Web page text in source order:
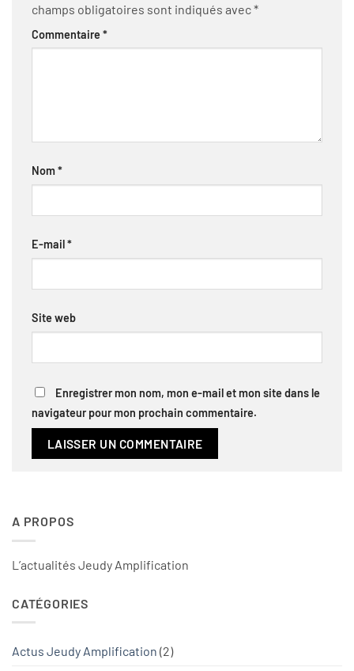
champs obligatoires sont indiqués avec*
Commentaire*
Nom*
E-mail*
Site web
Enregistrer mon nom, mon e-mail et mon site dans le
navigateur pour mon prochain commentaire.
A PROPOS
L’actualités Jeudy Amplification
CATÉGORIES
Actus Jeudy Amplification (2)